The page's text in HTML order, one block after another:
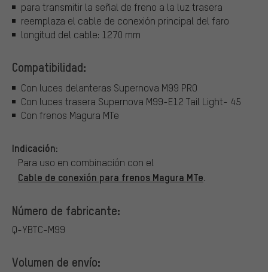
para transmitir la señal de freno a la luz trasera
reemplaza el cable de conexión principal del faro
longitud del cable: 1270 mm
Compatibilidad:
Con luces delanteras Supernova M99 PRO
Con luces trasera Supernova M99-E12 Tail Light- 45
Con frenos Magura MTe
Indicación:
Para uso en combinación con el
Cable de conexión para frenos Magura MTe.
Número de fabricante:
Q-YBTC-M99
Volumen de envío: